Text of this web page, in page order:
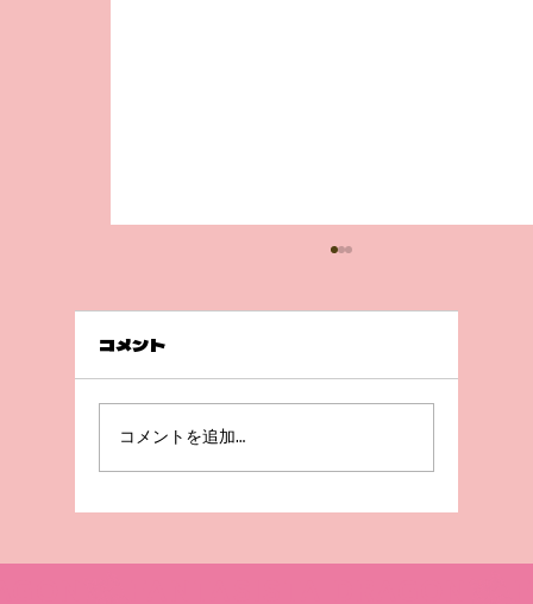
前回の続き💦
コメント
コメントを追加…